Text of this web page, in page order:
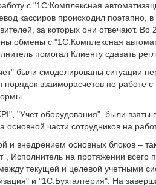
с "1С:Комплексная
кассиров происходил поэтапно,
за которых они отвечают. Во
обмены с "1С:Комплексная
помогал Клиенту сдавать
были смоделированы ситуации
порядок взаиморасчетов по работе
"Учет оборудования", были
основной части сотрудников на
и внедрением основных блоков –
Исполнитель на протяжении всего
текущей и целевой учетными
и "1С:Бухгалтерия". На